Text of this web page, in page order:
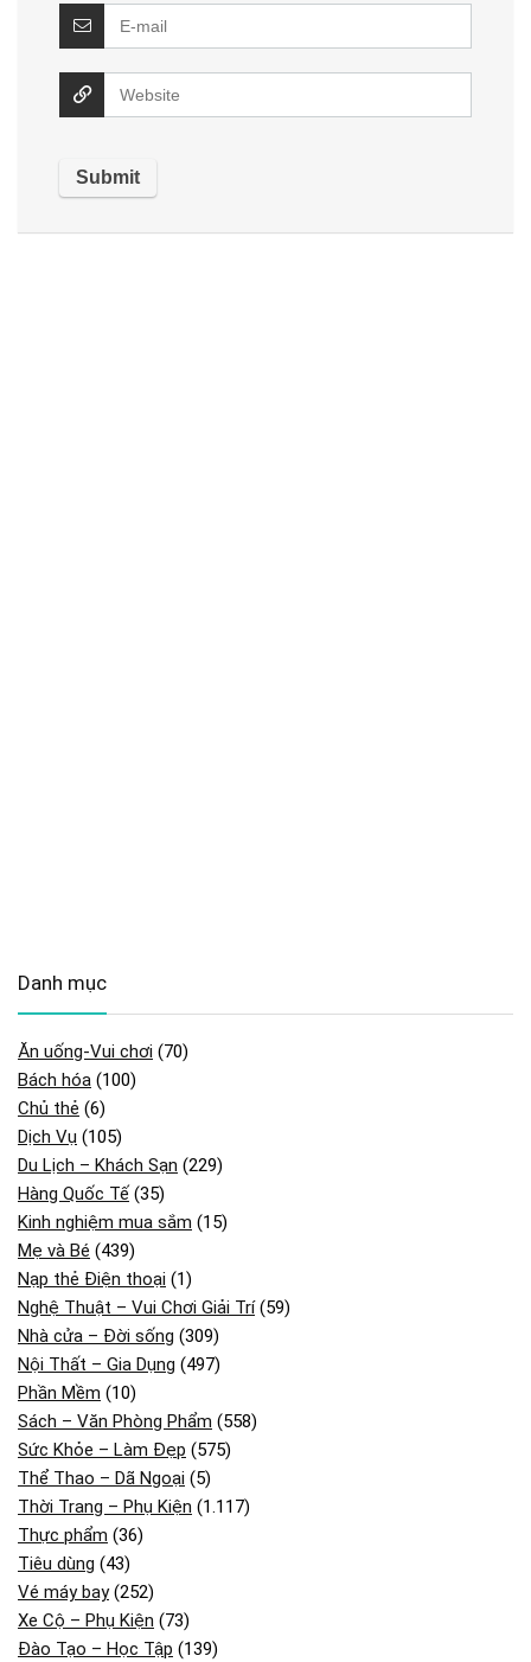
Danh mục
Ăn uống-Vui chơi (70)
Bách hóa (100)
Chủ thẻ (6)
Dịch Vụ (105)
Du Lịch – Khách Sạn (229)
Hàng Quốc Tế (35)
Kinh nghiệm mua sắm (15)
Mẹ và Bé (439)
Nạp thẻ Điện thoại (1)
Nghệ Thuật – Vui Chơi Giải Trí(59)
Nhà cửa – Đời sống (309)
Nội Thất – Gia Dụng (497)
Phần Mềm (10)
Sách – Văn Phòng Phẩm (558)
Sức Khỏe – Làm Đẹp (575)
Thể Thao – Dã Ngoại (5)
Thời Trang – Phụ Kiện (1.117)
Thực phẩm (36)
Tiêu dùng (43)
Vé máy bay(252)
Xe Cộ – Phụ Kiện (73)
Đào Tạo – Học Tập (139)